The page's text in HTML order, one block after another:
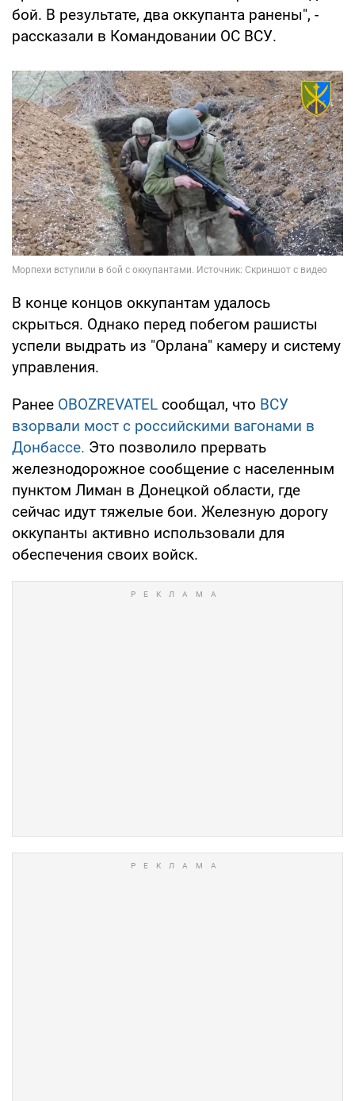
бой. В результате, два оккупанта ранены", -
рассказали в Командовании ОС ВСУ.
В конце концов оккупантам удалось
скрыться. Однако перед побегом рашисты
успели выдрать из "Орлана" камеру и систему
управления.
Ранее OBOZREVATEL сообщал, что ВСУ
взорвали мост с российскими вагонами в
Донбассе. Это позволило прервать
железнодорожное сообщение с населенным
пунктом Лиман в Донецкой области, где
сейчас идут тяжелые бои. Железную дорогу
оккупанты активно использовали для
обеспечения своих войск.